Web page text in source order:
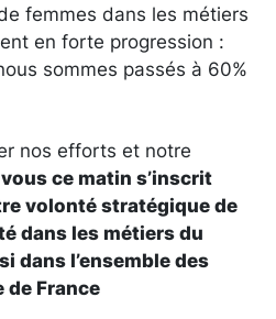
femmes dans les métiers
en forte progression :
sommes passés à 60%
nos efforts et notre
ce matin s’inscrit
volonté stratégique de
dans les métiers du
dans l’ensemble des
de France